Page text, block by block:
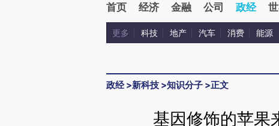
首页 经济 金融 公司 政经
更多 科技 地产 汽车 消费 能源
政经>新科技 >知识分子 >正文
基因修饰的苹果